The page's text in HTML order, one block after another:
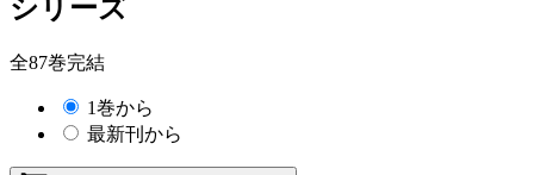
シリーズ
全87巻完結
1巻から
最新刊から